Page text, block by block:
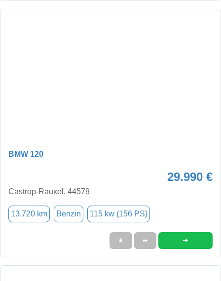
BMW 120
29.990 €
Castrop-Rauxel, 44579
13.720 km Benzin 115 kw (156 PS)
★ ➦ ➜